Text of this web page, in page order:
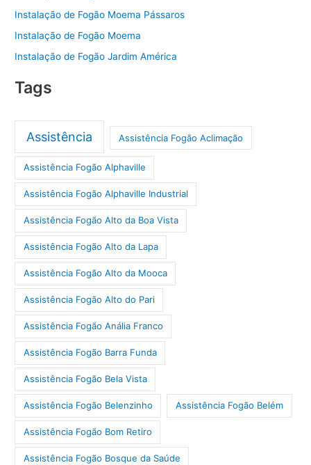
Instalação de Fogão Moema Pássaros
Instalação de Fogão Moema
Instalação de Fogão Jardim América
Tags
Assistência Assistência Fogão Aclimação
Assistência Fogão Alphaville
Assistência Fogão Alphaville Industrial
Assistência Fogão Alto da Boa Vista
Assistência Fogão Alto da Lapa
Assistência Fogão Alto da Mooca
Assistência Fogão Alto do Pari
Assistência Fogão Anália Franco
Assistência Fogão Barra Funda
Assistência Fogão Bela Vista
Assistência Fogão Belenzinho Assistência Fogão Belém
Assistência Fogão Bom Retiro
Assistência Fogão Bosque da Saúde